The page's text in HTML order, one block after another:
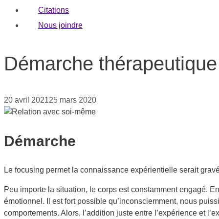
Citations
Nous joindre
Démarche
20 avril 202125 mars 2020
Démarche
Le focusing permet la connaissance expérientielle serait
Peu importe la situation, le corps est constamment engagé.
émotionnel. Il est fort possible qu’inconsciemment, nous
comportements. Alors, l’addition juste entre l’expérience et